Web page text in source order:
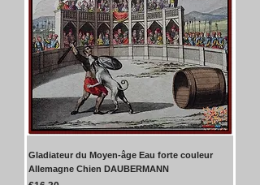
Gladiateur du Moyen-âge Eau forte couleur
Allemagne Chien DAUBERMANN